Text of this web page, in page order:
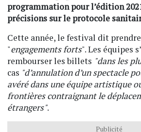
programmation pour l’édition
précisions sur le protocole
Cette année, le festival dit
"engagements forts". Les équipes
rembourser les billets "dans les
cas "d’annulation d’un spectacle
avéré dans une équipe artistique
frontières contraignant le
étrangers".
Publicité